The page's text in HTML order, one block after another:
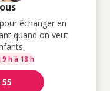
échanger en
quand on veut
h à 18 h
55